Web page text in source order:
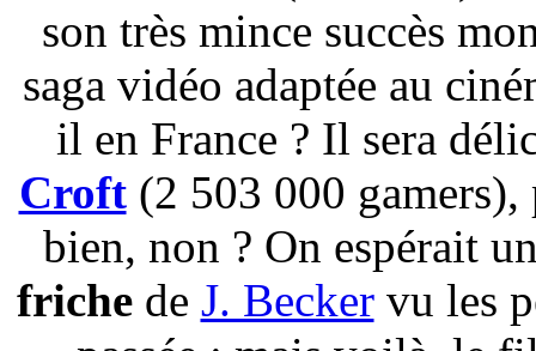
son très mince succès
saga vidéo adaptée au
il en France ? Il sera
Croft(2 503 000 gamers),
bien, non ? On espérait
frichede J. Beckervu les